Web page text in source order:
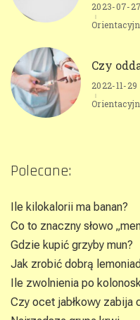
2023-07-27
Czy
2022-11-29
Polecane:
Ile kilokalorii ma banan?
Co to znaczny słowo
Gdzie kupić grzyby mun?
Jak zrobić dobrą
Ile zwolnienia po
Czy ocet jabłkowy zabija